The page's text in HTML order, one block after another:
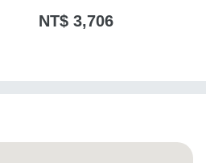
NT$ 3,706